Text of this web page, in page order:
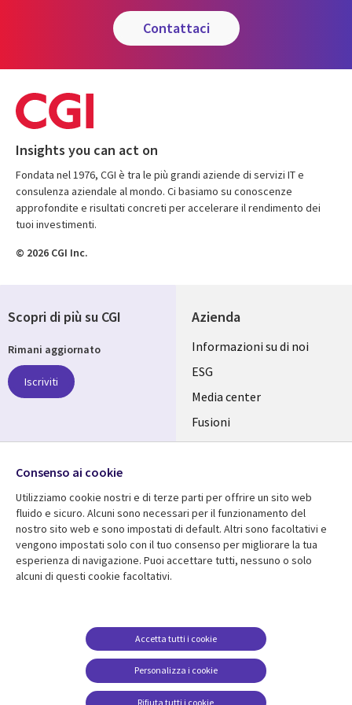
contattaci
Insights you can act on
Fondata nel 1976, CGI è tra le più grandi aziende di servizi IT e
consulenza aziendale al mondo. Ci basiamo su conoscenze
approfondite e risultati concreti per accelerare il rendimento dei
tuoi investimenti.
© 2026 CGI Inc.
Azienda
Useful
links
ITALY
IT
Informazioni su di noi
ESG
Media center
Fusioni
Investitori
Centro risorse
Library
Articles
Aiuto
ITAvviso legale
Web privacy
Gestione dei cookie
Scopri di più su CGI
Rimani aggiornato
Iscriviti
Consenso ai cookie
Utilizziamo cookie nostri e di terze parti per offrire un sito web
fluido e sicuro. Alcuni sono necessari per il funzionamento del
nostro sito web e sono impostati di default. Altri sono facoltativi e
vengono impostati solo con il tuo consenso per migliorare la tua
esperienza di navigazione. Puoi accettare tutti, nessuno o solo
alcuni di questi cookie facoltativi.
Personalizza i cookie
Accetta tutti i cookie
Rifiuta tutti i cookie